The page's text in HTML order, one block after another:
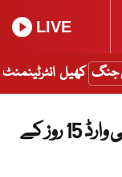
LIVE
جنگ کھیل انٹرٹینمنٹ
پشاور: لیڈی ریڈنگ اسپتال کا گائنی وارڈ 15 روز کے